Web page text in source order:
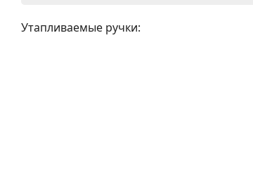
Утапливаемые ручки: